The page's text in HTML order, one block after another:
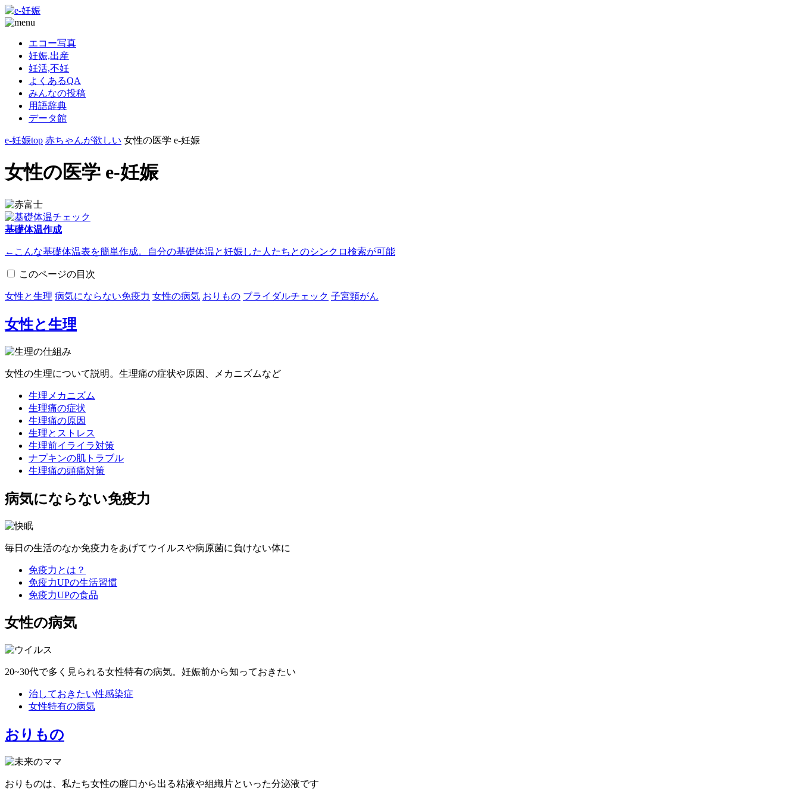
エコー写真
妊娠,出産
妊活,不妊
よくあるQA
みんなの投稿
用語辞典
データ館
e-妊娠top 赤ちゃんが欲しい 女性の医学 e-妊娠
女性の医学 e-妊娠
基礎体温作成
←こんな基礎体温表を簡単作成。自分の基礎体温と妊娠した人たちとのシンクロ検索が可能
このページの目次
女性と生理 病気にならない免疫力 女性の病気 おりもの ブライダルチェック 子宮頸がん
女性と生理
女性の生理について説明。生理痛の症状や原因、メカニズムなど
生理メカニズム
生理痛の症状
生理痛の原因
生理とストレス
生理前イライラ対策
ナプキンの肌トラブル
生理痛の頭痛対策
病気にならない免疫力
毎日の生活のなか免疫力をあげてウイルスや病原菌に負けない体に
免疫力とは？
免疫力UPの生活習慣
免疫力UPの食品
女性の病気
20~30代で多く見られる女性特有の病気。妊娠前から知っておきたい
治しておきたい性感染症
女性特有の病気
おりもの
おりものは、私たち女性の膣口から出る粘液や組織片といった分泌液です